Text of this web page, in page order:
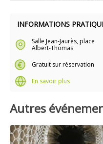
INFORMATIONS
Salle Jean-Jaurès, place
Albert-Thomas
Gratuit sur réservation
En savoir plus
Autres